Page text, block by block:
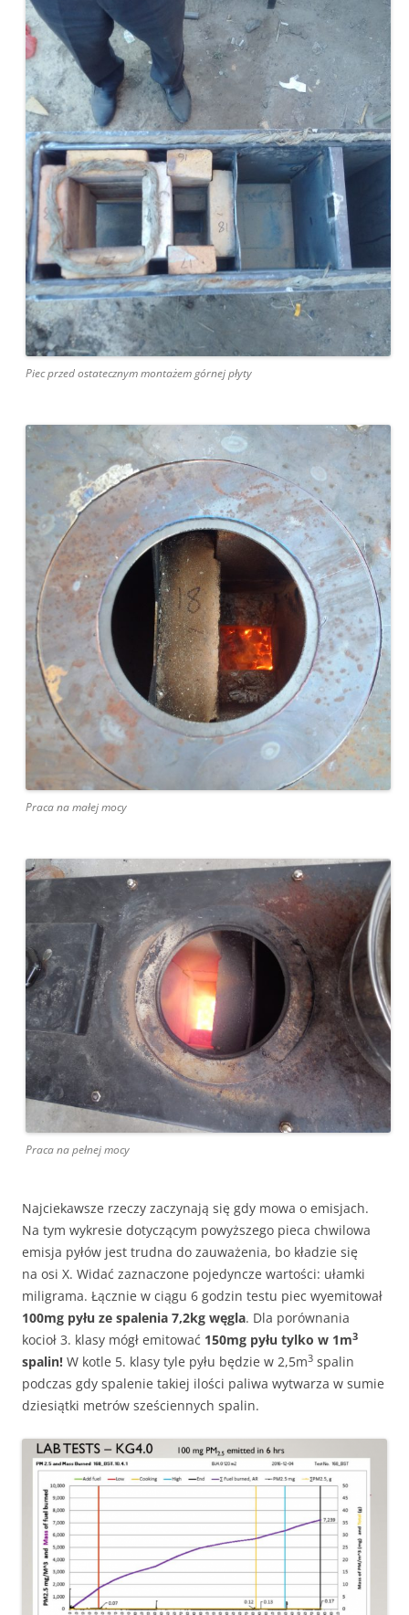
Piec przed ostatecznym montażem górnej płyty
Praca na małej mocy
Praca na pełnej mocy
Najciekawsze rzeczy zaczynają się gdy mowa o emisjach.
Na tym wykresie dotyczącym powyższego pieca chwilowa
emisja pyłów jest trudna do zauważenia, bo kładzie się
na osi X. Widać zaznaczone pojedyncze wartości: ułamki
miligrama. Łącznie w ciągu 6 godzin testu piec wyemitował
100mg pyłu ze spalenia 7,2kg węgla. Dla porównania
kocioł 3. klasy mógł emitować 150mg pyłu tylko w 1m3
spalin! W kotle 5. klasy tyle pyłu będzie w 2,5m3 spalin
podczas gdy spalenie takiej ilości paliwa wytwarza w sumie
dziesiątki metrów sześciennych spalin.